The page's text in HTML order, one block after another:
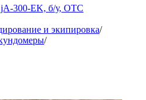
300-EK, б/у, ОТС
и экипировка/
/